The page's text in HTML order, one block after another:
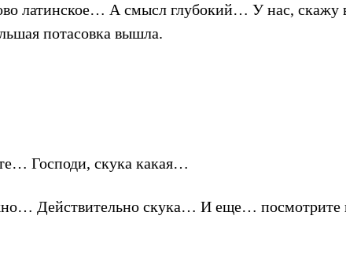
латинское… А смысл глубокий… У нас, скажу
потасовка вышла.
Господи, скука какая…
Действительно скука… И еще… посмотрите